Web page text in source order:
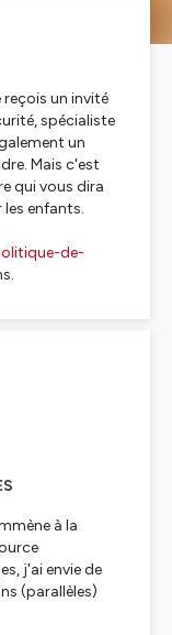
reçois un invité
spécialiste
un
Mais c'est
qui vous dira
enfants.
de-
à la
j'ai envie de
(parallèles)